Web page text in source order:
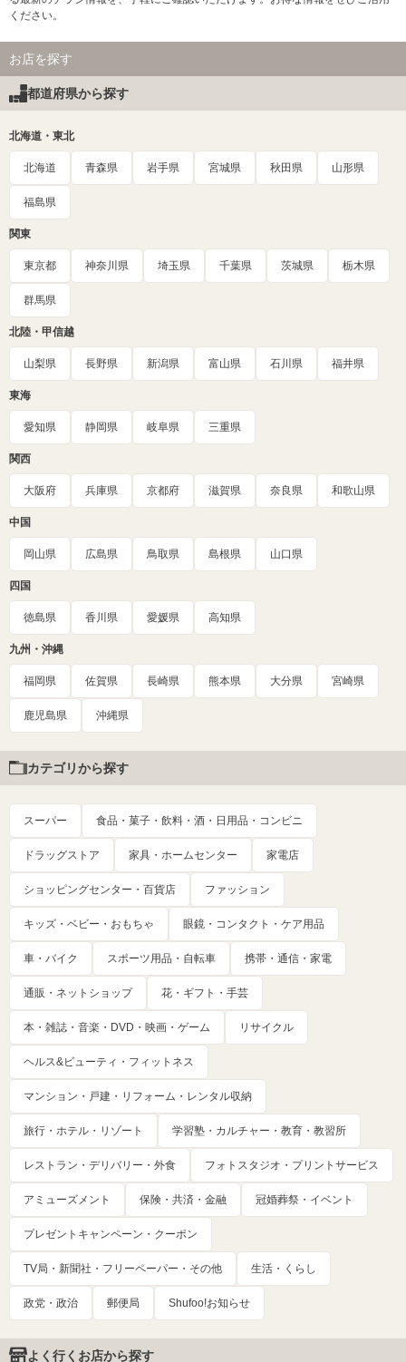
ください。
お店を探す
都道府県から探す
北海道・東北
北海道 青森県 岩手県 宮城県 秋田県 山形県
福島県
関東
東京都 神奈川県 埼玉県 千葉県 茨城県 栃木県
群馬県
北陸・甲信越
山梨県 長野県 新潟県 富山県 石川県 福井県
東海
愛知県 静岡県 岐阜県 三重県
関西
大阪府 兵庫県 京都府 滋賀県 奈良県 和歌山県
中国
岡山県 広島県 鳥取県 島根県 山口県
四国
徳島県 香川県 愛媛県 高知県
九州・沖縄
福岡県 佐賀県 長崎県 熊本県 大分県 宮崎県
鹿児島県 沖縄県
カテゴリから探す
スーパー 食品・菓子・飲料・酒・日用品・コンビニ
ドラッグストア 家具・ホームセンター 家電店
ショッピングセンター・百貨店 ファッション
キッズ・ベビー・おもちゃ 眼鏡・コンタクト・ケア用品
車・バイク スポーツ用品・自転車 携帯・通信・家電
通販・ネットショップ 花・ギフト・手芸
本・雑誌・音楽・DVD・映画・ゲーム リサイクル
ヘルス&ビューティ・フィットネス
マンション・戸建・リフォーム・レンタル収納
旅行・ホテル・リゾート 学習塾・カルチャー・教育・教習所
レストラン・デリバリー・外食 フォトスタジオ・プリントサービス
アミューズメント 保険・共済・金融 冠婚葬祭・イベント
プレゼントキャンペーン・クーポン
TV局・新聞社・フリーペーパー・その他 生活・くらし
政党・政治 郵便局 Shufoo!お知らせ
よく行くお店から探す